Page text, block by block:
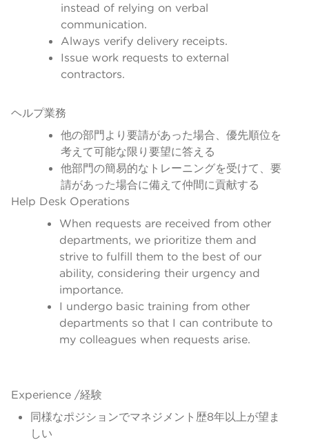
instead of relying on verbal
communication.
Always verify delivery receipts.
Issue work requests to external
contractors.
ヘルプ業務
他の部門より要請があった場合、優先順位を
考えて可能な限り要望に答える
他部門の簡易的なトレーニングを受けて、要
請があった場合に備えて仲間に貢献する
Help Desk Operations
When requests are received from other
departments, we prioritize them and
strive to fulfill them to the best of our
ability, considering their urgency and
importance.
I undergo basic training from other
departments so that I can contribute to
my colleagues when requests arise.
Experience /経験
同様なポジションでマネジメント歴8年以上が望ま
しい